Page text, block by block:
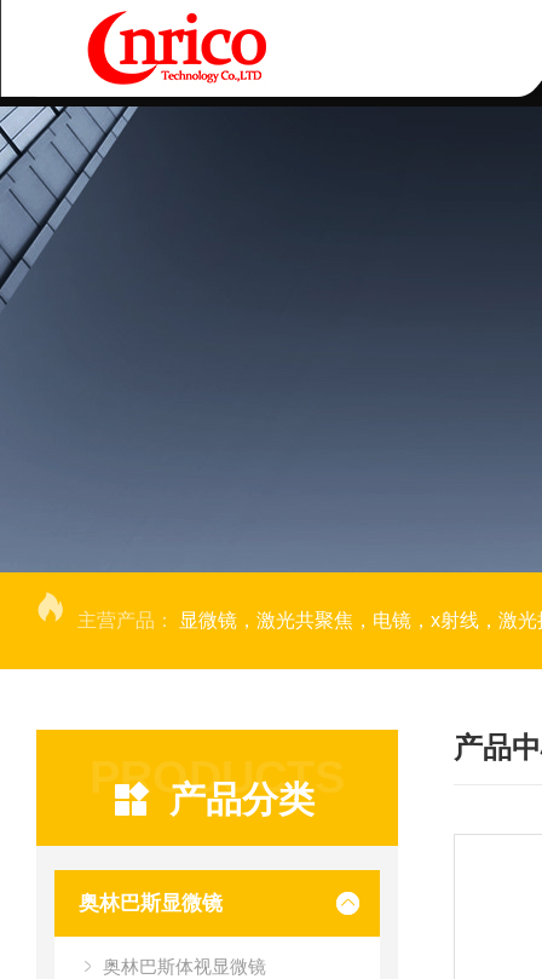
主营产品： 显微镜，激光共聚焦，电镜，x射线，激光捕获显微切割，荧光成像系统，
PRODUCTS
产品分类
奥林巴斯显微镜
奥林巴斯体视显微镜
产品